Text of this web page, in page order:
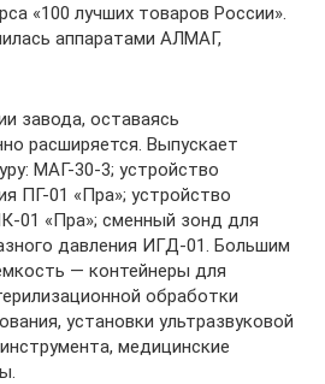
«100 лучших товаров России».
аппаратами АЛМАГ,
завода, оставаясь
расширяется. Выпускает
МАГ-30-3; устройство
ПГ-01 «Пра»; устройство
01 «Пра»; сменный зонд для
давления ИГД-01. Большим
— контейнеры для
обработки
установки ультразвуковой
медицинские